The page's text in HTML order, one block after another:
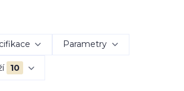
Parametry
10